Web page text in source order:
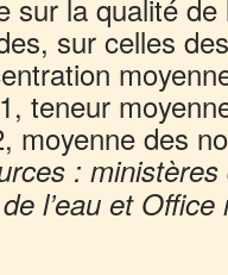
sur la qualité
sur celles
teneur
moyenne des
:
l’eau et